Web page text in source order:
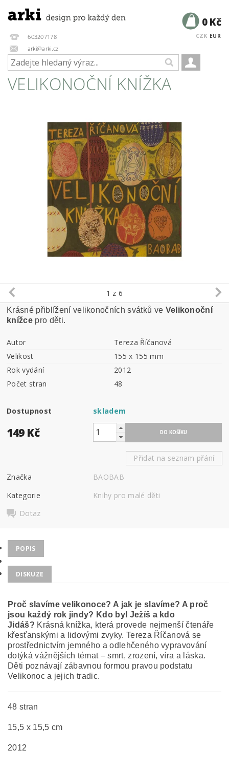
603207178
arki@arki.cz
CZK EUR
0 Kč
VELIKONOČNÍ KNÍŽKA
1 z 6
Krásné přiblížení velikonočních svátků ve Velikonoční
knížce pro děti.
Autor
Tereza Říčanová
Velikost
155 x 155 mm
Rok vydání
2012
Počet stran
48
Dostupnost skladem
149 Kč
Přidat na seznam přání
Značka
BAOBAB
Kategorie
Knihy pro malé děti
Dotaz
POPIS
DISKUZE
Proč slavíme velikonoce? A jak je slavíme? A proč
jsou každý rok jindy? Kdo byl Ježíš a kdo
Jidáš? Krásná knížka, která provede nejmenší čtenáře
křesťanskými a lidovými zvyky. Tereza Říčanová se
prostřednictvím jemného a odlehčeného vypravování
dotýká vážnějších témat – smrt, zrození, víra a láska.
Děti poznávají zábavnou formou pravou podstatu
Velikonoc a jejich tradic.
48 stran
15,5 x 15,5 cm
2012